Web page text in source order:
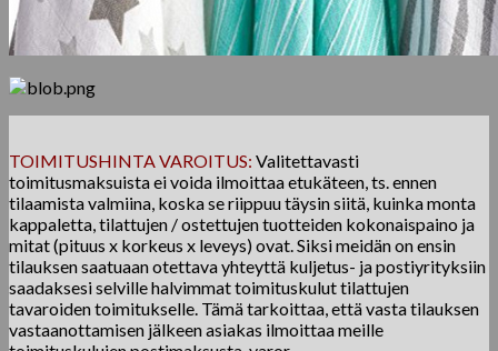
TOIMITUSHINTA VAROITUS: Valitettavasti
toimitusmaksuista ei voida ilmoittaa etukäteen, ts. ennen
tilaamista valmiina, koska se riippuu täysin siitä, kuinka monta
kappaletta, tilattujen / ostettujen tuotteiden kokonaispaino ja
mitat (pituus x korkeus x leveys) ovat. Siksi meidän on ensin
tilauksen saatuaan otettava yhteyttä kuljetus- ja postiyrityksiin
saadaksesi selville halvimmat toimituskulut tilattujen
tavaroiden toimitukselle. Tämä tarkoittaa, että vasta tilauksen
vastaanottamisen jälkeen asiakas ilmoittaa meille